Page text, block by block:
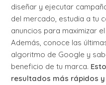
diseñar y ejecutar
del mercado, estudia a tu
anuncios para maximizar
Además, conoce las
algoritmo de Google y
beneficio de tu marca.
resultados más rápidos